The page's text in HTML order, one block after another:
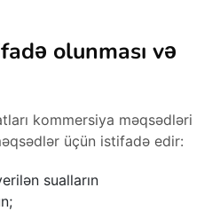
olunması və
kommersiya məqsədləri
üçün istifadə edir:
sualların